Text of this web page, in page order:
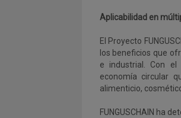
Aplicabilidad en
El Proyecto
los beneficios que
e industrial. Con el
economía circular
alimenticio,
FUNGUSCHAIN ha